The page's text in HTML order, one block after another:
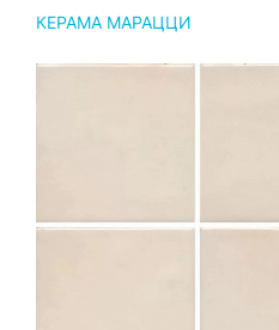
КЕРАМА МАРАЦЦИ